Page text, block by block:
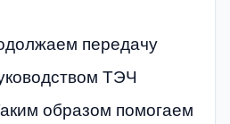
передачу
ТЭЧ
образом помогаем